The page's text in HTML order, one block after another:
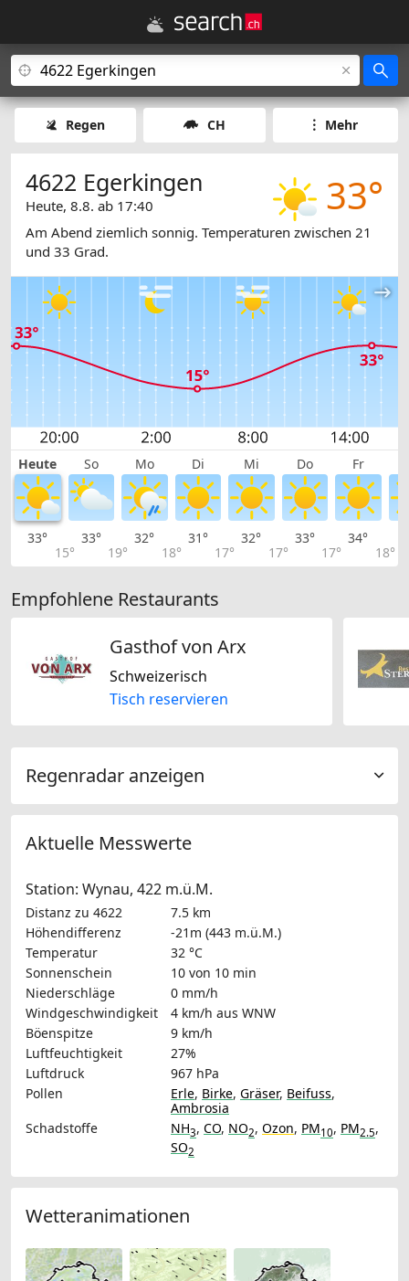
Regen CH Mehr
33°
4622 Egerkingen
Heute, 8.8. ab 17:40
Am Abend ziemlich sonnig. Temperaturen zwischen 21
und 33 Grad.
Heute So Mo Di Mi Do Fr
33°
15°
33°
19°
32°
18°
31°
17°
32°
17°
33°
17°
34°
18°
Empfohlene Restaurants
Gasthof von Arx
Schweizerisch
Tisch reservieren
Regenradar anzeigen
Aktuelle Messwerte
Station: Wynau, 422 m.ü.M.
Distanz zu 4622
7.5 km
Höhendifferenz
-21m (443 m.ü.M.)
Temperatur
32 °C
Sonnenschein
10 von 10 min
Niederschläge
0 mm/h
Windgeschwindigkeit
4 km/h aus WNW
Böenspitze
9 km/h
Luftfeuchtigkeit
27%
Luftdruck
967 hPa
Pollen
Erle, Birke, Gräser, Beifuss,
Ambrosia
Schadstoffe
NH3, CO, NO2, Ozon, PM10, PM2.5,
SO2
Wetteranimationen